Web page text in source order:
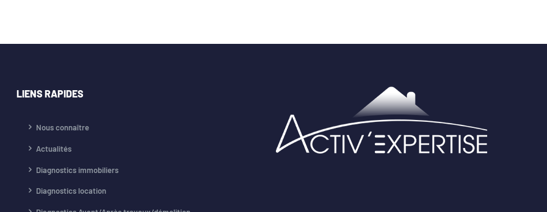
LIENS RAPIDES
Nous connaître
Actualités
Diagnostics immobiliers
Diagnostics location